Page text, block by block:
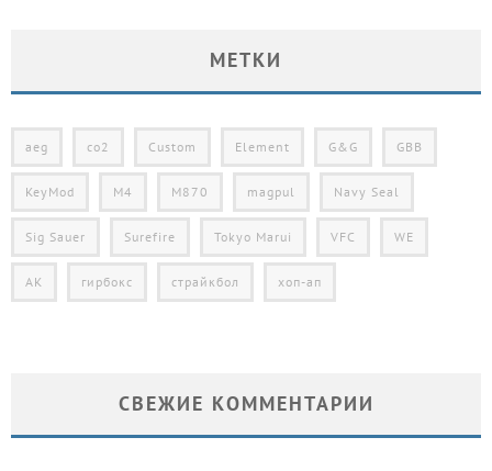
МЕТКИ
aeg co2 Custom Element G&G GBB
KeyMod M4 M870 magpul Navy Seal
Sig Sauer Surefire Tokyo Marui VFC WE
АК гирбокс страйкбол хоп-ап
СВЕЖИЕ КОММЕНТАРИИ